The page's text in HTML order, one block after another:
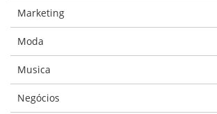
Marketing
Moda
Musica
Negócios